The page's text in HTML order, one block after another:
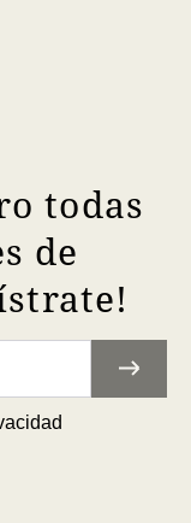
todas
de